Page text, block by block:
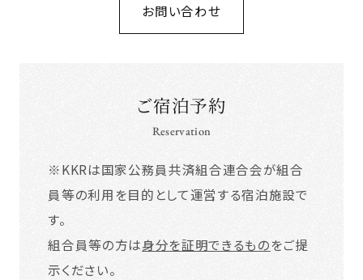
お問い合わせ
ご宿泊予約
Reservation
※KKRは国家公務員共済組合連合会が組合
員等の利用を目的として運営する宿泊施設で
す。
組合員等の方は身分を証明できるものをご提
示ください。